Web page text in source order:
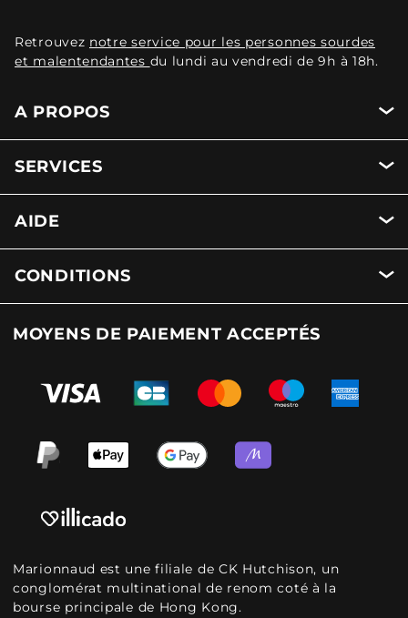
Retrouvez notre service pour les personnes sourdes
et malentendantes du lundi au vendredi de 9h à 18h.
A PROPOS
SERVICES
AIDE
CONDITIONS
MOYENS DE PAIEMENT ACCEPTÉS
Marionnaud est une filiale de CK Hutchison, un
conglomérat multinational de renom coté à la
bourse principale de Hong Kong.